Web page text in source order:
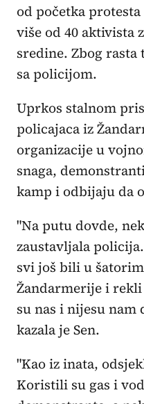
od početka
više od 40 aktivista
sredine. Zbog
sa policijom.
Uprkos stalnom
policajaca iz
organizacije u
snaga,
kamp i odbijaju da
"Na putu dovde,
zaustavljala
svi još bili u
Žandarmerije i
su nas i nijesu
kazala je Sen.
"Kao iz inata,
Koristili su gas i